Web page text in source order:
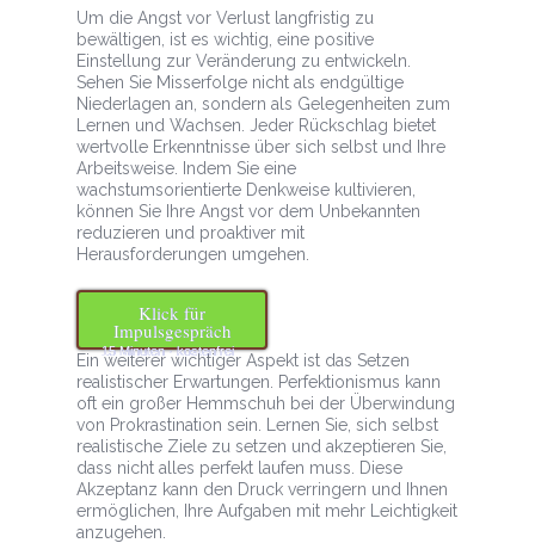
Um die Angst vor Verlust langfristig zu
bewältigen, ist es wichtig, eine positive
Einstellung zur Veränderung zu entwickeln.
Sehen Sie Misserfolge nicht als endgültige
Niederlagen an, sondern als Gelegenheiten zum
Lernen und Wachsen. Jeder Rückschlag bietet
wertvolle Erkenntnisse über sich selbst und Ihre
Arbeitsweise. Indem Sie eine
wachstumsorientierte Denkweise kultivieren,
können Sie Ihre Angst vor dem Unbekannten
reduzieren und proaktiver mit
Herausforderungen umgehen.
Klick für
Impulsgespräch
15 Minuten · kostenfrei
Ein weiterer wichtiger Aspekt ist das Setzen
realistischer Erwartungen. Perfektionismus kann
oft ein großer Hemmschuh bei der Überwindung
von Prokrastination sein. Lernen Sie, sich selbst
realistische Ziele zu setzen und akzeptieren Sie,
dass nicht alles perfekt laufen muss. Diese
Akzeptanz kann den Druck verringern und Ihnen
ermöglichen, Ihre Aufgaben mit mehr Leichtigkeit
anzugehen.